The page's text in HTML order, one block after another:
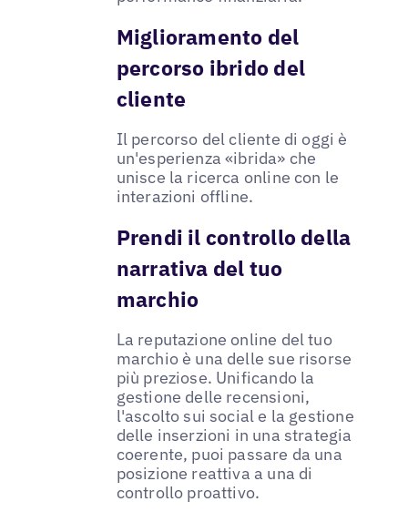
Miglioramento del
percorso ibrido del
cliente
Il percorso del cliente di oggi è
un'esperienza «ibrida» che
unisce la ricerca online con le
interazioni offline.
Prendi il controllo della
narrativa del tuo
marchio
La reputazione online del tuo
marchio è una delle sue risorse
più preziose. Unificando la
gestione delle recensioni,
l'ascolto sui social e la gestione
delle inserzioni in una strategia
coerente, puoi passare da una
posizione reattiva a una di
controllo proattivo.